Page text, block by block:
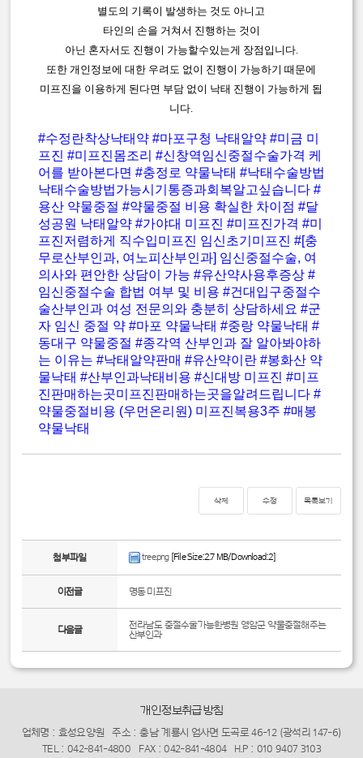
별도의 기록이 발생하는 것도 아니고
타인의 손을 거쳐서 진행하는 것이
아닌 혼자서도 진행이 가능할수있는게 장점입니다.
또한 개인정보에 대한 우려도 없이 진행이 가능하기 때문에
미프진을 이용하게 된다면 부담 없이 낙태 진행이 가능하게 됩
니다.
#수정란착상낙태약 #마포구청 낙태알약 #미금 미
프진 #미프진몸조리 #신창역임신중절수술가격 케
어를 받아본다면 #충정로 약물낙태 #낙태수술방법
낙태수술방법가능시기통증과회복알고싶습니다 #
용산 약물중절 #약물중절 비용 확실한 차이점 #달
성공원 낙태알약 #가야대 미프진 #미프진가격 #미
프진저렴하게 직수입미프진 임신초기미프진 #[충
무로산부인과, 여노피산부인과] 임신중절수술, 여
의사와 편안한 상담이 가능 #유산약사용후증상 #
임신중절수술 합법 여부 및 비용 #건대입구중절수
술산부인과 여성 전문의와 충분히 상담하세요 #군
자 임신 중절 약 #마포 약물낙태 #중랑 약물낙태 #
동대구 약물중절 #종각역 산부인과 잘 알아봐야하
는 이유는 #낙태알약판매 #유산약이란 #봉화산 약
물낙태 #산부인과낙태비용 #신대방 미프진 #미프
진판매하는곳미프진판매하는곳을알려드립니다 #
약물중절비용 (우먼온리원) 미프진복용3주 #매봉
약물낙태
삭제 수정 목록보기
첨부파일 tree.png [File Size:2.7 MB/Download:2]
이전글 명동 미프진
다음글
전라남도 중절수술가능한병원 영암군 약물중절해주는
산부인과
개인정보취급방침
업체명 : 효성요양원
주소 : 충남 계룡시 엄사면 도곡로 46-12 (광석리 147-6)
TEL : 042-841-4800
FAX : 042-841-4804 H.P : 010 9407 3103